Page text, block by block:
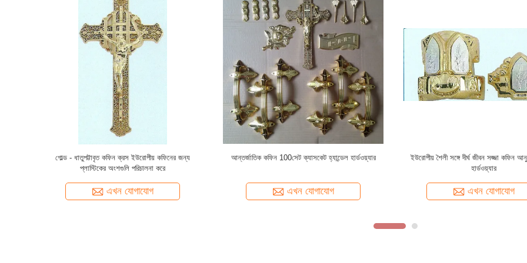
কফিন বহন / অন্ত্যেষ্টিক্রিয়া পণ্যের জন্য মেটাল কফিন অলঙ্কার
পরিচালনা করে
এখন যোগাযোগ
গোল্ডেন কালার কফিন প্লাস্টিক আধুনিক শৈলীর সাথে কাসকেটের
এখন যোগাযোগ
কাসকেট হ্যান্ডেল সুইং বার 45*32*26 মিমি
এখন যোগাযোগ